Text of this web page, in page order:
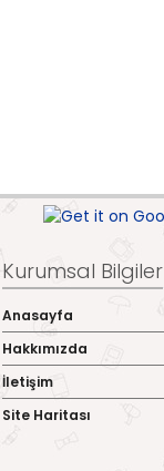
Kurumsal Bilgiler
Anasayfa
Hakkımızda
İletişim
Site Haritası